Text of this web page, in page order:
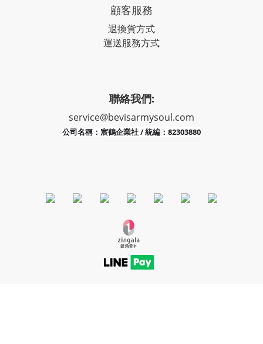
顧客服務
退換貨方式
運送服務方式
聯絡我們:
service@bevisarmysoul.com
公司名稱： 宸鶴企業社 / 統編：82303880